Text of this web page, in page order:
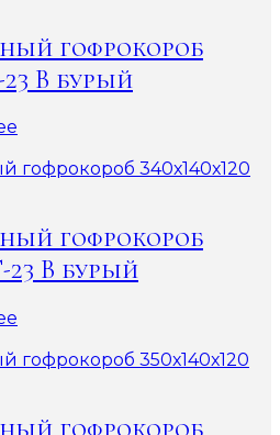
гофрокороб
В бурый
гофрокороб
23 В бурый